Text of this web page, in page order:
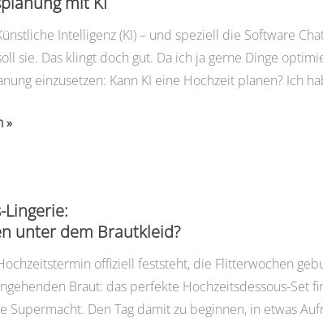
Intelligenz (KI) – und speziell die Software
sie. Das klingt doch gut. Da ich ja gerne Dinge
einzusetzen: Kann KI eine Hochzeit planen? Ich
»
Lingerie:
unter dem Brautkleid?
offiziell feststeht, die Flitterwochen
Braut: das perfekte Hochzeitsdessous-Set
Supermacht. Den Tag damit zu beginnen, in etwas